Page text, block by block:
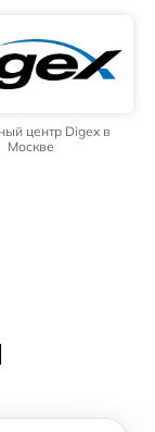
центр Digex в
Москве